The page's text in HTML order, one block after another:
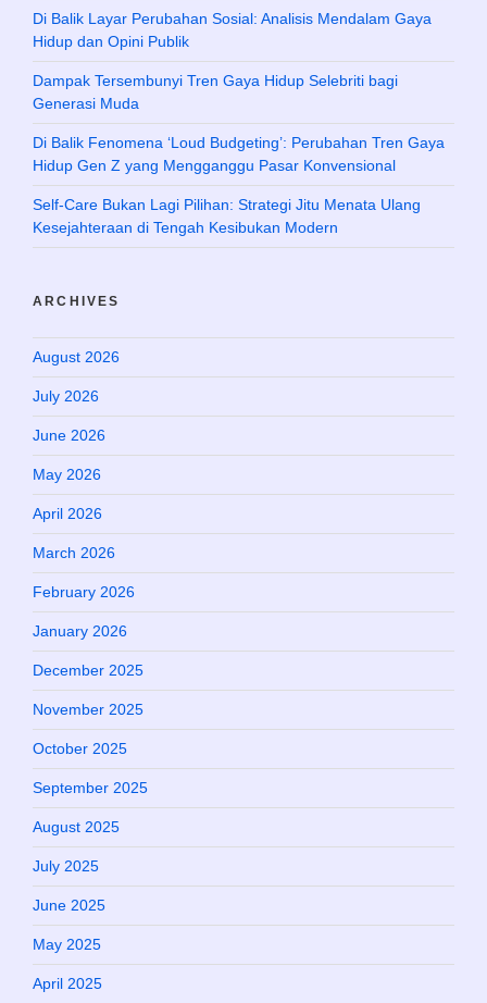
Di Balik Layar Perubahan Sosial: Analisis Mendalam Gaya
Hidup dan Opini Publik
Dampak Tersembunyi Tren Gaya Hidup Selebriti bagi
Generasi Muda
Di Balik Fenomena ‘Loud Budgeting’: Perubahan Tren Gaya
Hidup Gen Z yang Mengganggu Pasar Konvensional
Self-Care Bukan Lagi Pilihan: Strategi Jitu Menata Ulang
Kesejahteraan di Tengah Kesibukan Modern
ARCHIVES
August 2026
July 2026
June 2026
May 2026
April 2026
March 2026
February 2026
January 2026
December 2025
November 2025
October 2025
September 2025
August 2025
July 2025
June 2025
May 2025
April 2025